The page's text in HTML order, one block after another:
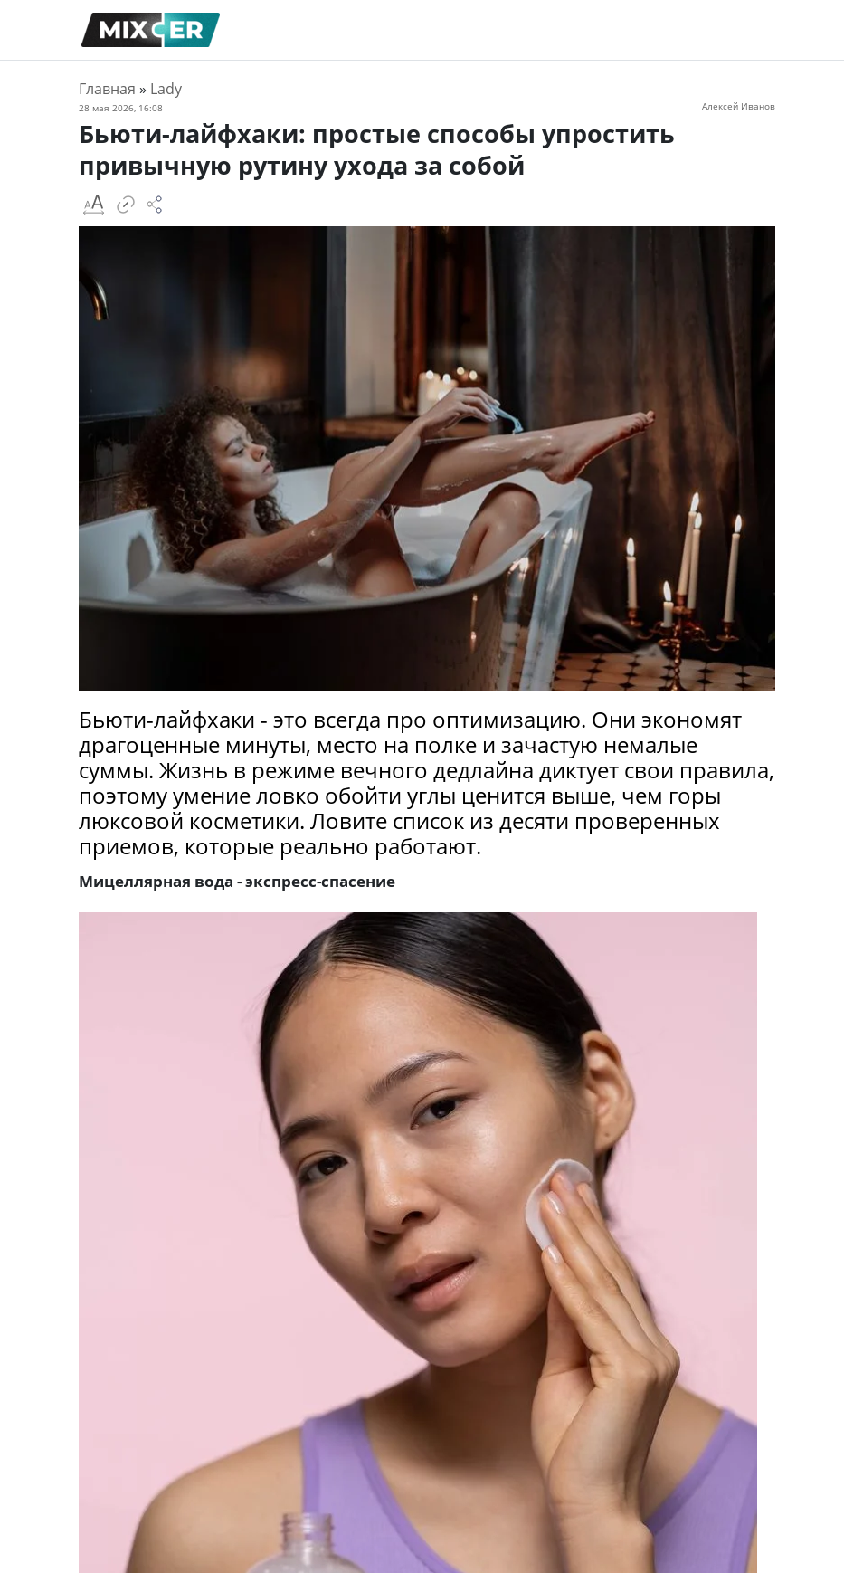
Главная » Lady
28 мая 2026, 16:08 Алексей Иванов
Бьюти-лайфхаки: простые способы упростить
привычную рутину ухода за собой
Бьюти-лайфхаки - это всегда про оптимизацию. Они экономят
драгоценные минуты, место на полке и зачастую немалые
суммы. Жизнь в режиме вечного дедлайна диктует свои правила,
поэтому умение ловко обойти углы ценится выше, чем горы
люксовой косметики. Ловите список из десяти проверенных
приемов, которые реально работают.
Мицеллярная вода - экспресс-спасение